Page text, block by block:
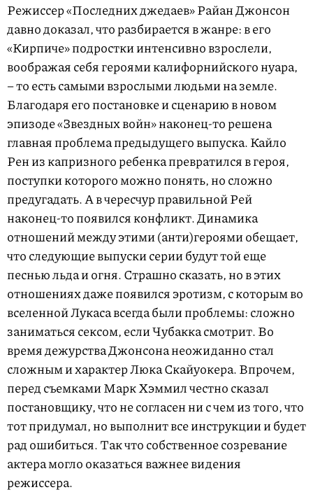
Режиссер «Последних джедаев» Райан Джонсон
давно доказал, что разбирается в жанре: в его
«Кирпиче» подростки интенсивно взрослели,
воображая себя героями калифорнийского нуара,
– то есть самыми взрослыми людьми на земле.
Благодаря его постановке и сценарию в новом
эпизоде «Звездных войн» наконец-то решена
главная проблема предыдущего выпуска. Кайло
Рен из капризного ребенка превратился в героя,
поступки которого можно понять, но сложно
предугадать. А в чересчур правильной Рей
наконец-то появился конфликт. Динамика
отношений между этими (анти)героями обещает,
что следующие выпуски серии будут той еще
песнью льда и огня. Страшно сказать, но в этих
отношениях даже появился эротизм, с которым во
вселенной Лукаса всегда были проблемы: сложно
заниматься сексом, если Чубакка смотрит. Во
время дежурства Джонсона неожиданно стал
сложным и характер Люка Скайуокера. Впрочем,
перед съемками Марк Хэммил честно сказал
постановщику, что не согласен ни с чем из того, что
тот придумал, но выполнит все инструкции и будет
рад ошибиться. Так что собственное созревание
актера могло оказаться важнее видения
режиссера.